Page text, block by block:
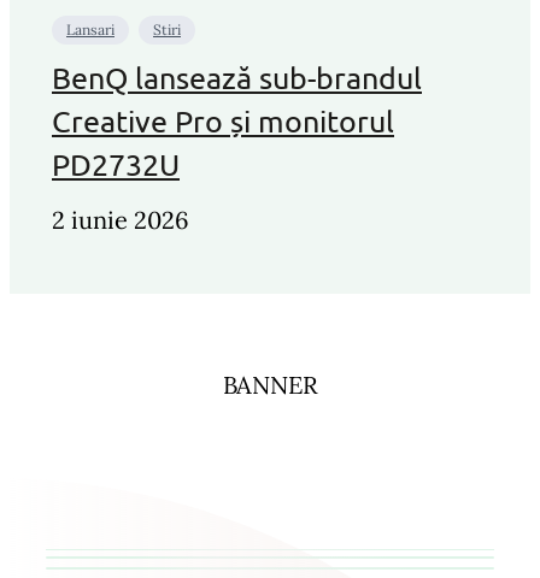
Lansari Stiri
BenQ lansează sub-brandul
Creative Pro și monitorul
PD2732U
2 iunie 2026
BANNER